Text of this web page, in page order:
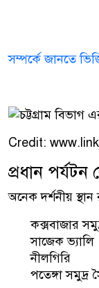
সম্পর্কে জানতে
Credit:
প্রধান পর্যটন
অনেক দর্শনীয়
কক্সবাজার
সাজেক ভ্যালি
নীলগিরি
পতেঙ্গা সমুদ্র